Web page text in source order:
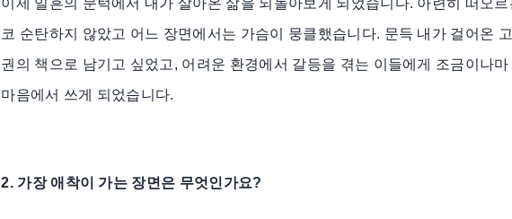
이제 일흔의 문턱에서 내가 살아온 삶을 되돌아보게 되었습니다. 아련히 떠오
코 순탄하지 않았고 어느 장면에서는 가슴이 뭉클했습니다. 문득 내가 걸어온
권의 책으로 남기고 싶었고, 어려운 환경에서 갈등을 겪는 이들에게 조금이나
마음에서 쓰게 되었습니다.
2. 가장 애착이 가는 장면은 무엇인가요?